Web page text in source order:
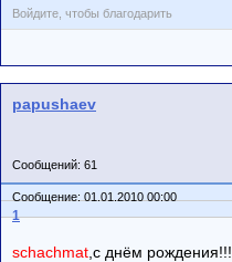
Войдите, чтобы благодарить
papushaev
Сообщений: 61
Сообщение: 01.01.2010 00:00
1
schachmat ,с днём рождения!!!